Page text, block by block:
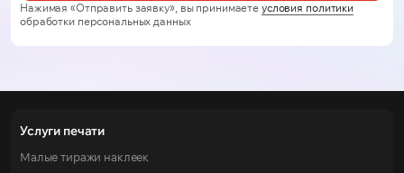
Нажимая «Отправить заявку», вы принимаете условия политики
обработки персональных данных
Услуги печати
Малые тиражи наклеек